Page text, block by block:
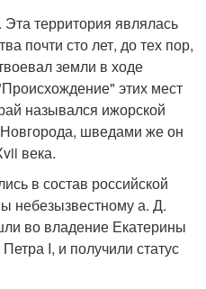
территория являлась
почти сто лет, до тех пор,
земли в ходе
этих мест
назывался ижорской
шведами же он
века.
в состав российской
небезызвестному а. Д.
во владение Екатерины
I, и получили статус